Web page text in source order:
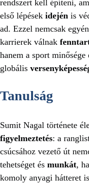
rendszert kell építeni,
első lépések idején is
ad. Ezzel nemcsak
karrierek válnak
hanem a sport minősége
globális
Tanulság
Sumit Nagal története
figyelmeztetés: a
csúcsához vezető út
tehetséget és munkát,
komoly anyagi hátteret